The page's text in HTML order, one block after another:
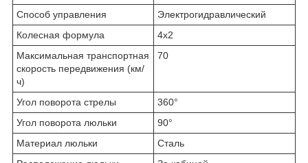
Способ управления
Электрогидравлический
Колесная формула
4х2
Максимальная транспортная
скорость передвижения (км/
ч)
70
Угол поворота стрелы
360°
Угол поворота люльки
90°
Материал люльки
Сталь